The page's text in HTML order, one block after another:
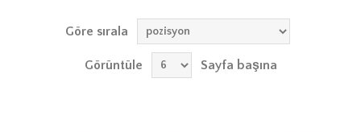
Göre sırala
Görüntüle Sayfa başına